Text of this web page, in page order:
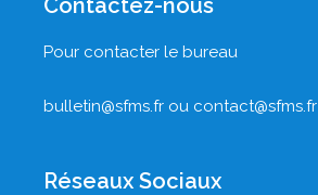
Contactez-nous
Pour contacter le bureau
bulletin@sfms.fr ou contact@sfms.fr
Réseaux Sociaux